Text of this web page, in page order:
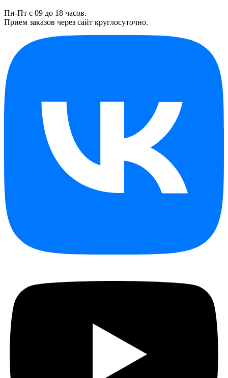
Пн-Пт с 09 до 18 часов.
Прием заказов через сайт круглосуточно.